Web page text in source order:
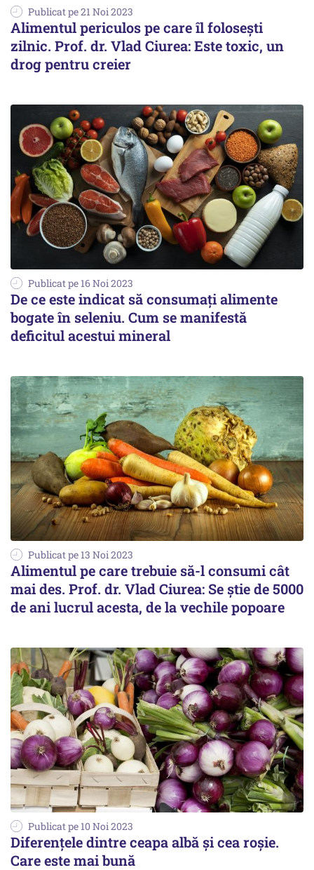
Publicat pe 21 Noi 2023
Alimentul periculos pe care îl folosești
zilnic. Prof. dr. Vlad Ciurea: Este toxic, un
drog pentru creier
Publicat pe 16 Noi 2023
De ce este indicat să consumați alimente
bogate în seleniu. Cum se manifestă
deficitul acestui mineral
Publicat pe 13 Noi 2023
Alimentul pe care trebuie să-l consumi cât
mai des. Prof. dr. Vlad Ciurea: Se știe de 5000
de ani lucrul acesta, de la vechile popoare
Publicat pe 10 Noi 2023
Diferențele dintre ceapa albă și cea roșie.
Care este mai bună